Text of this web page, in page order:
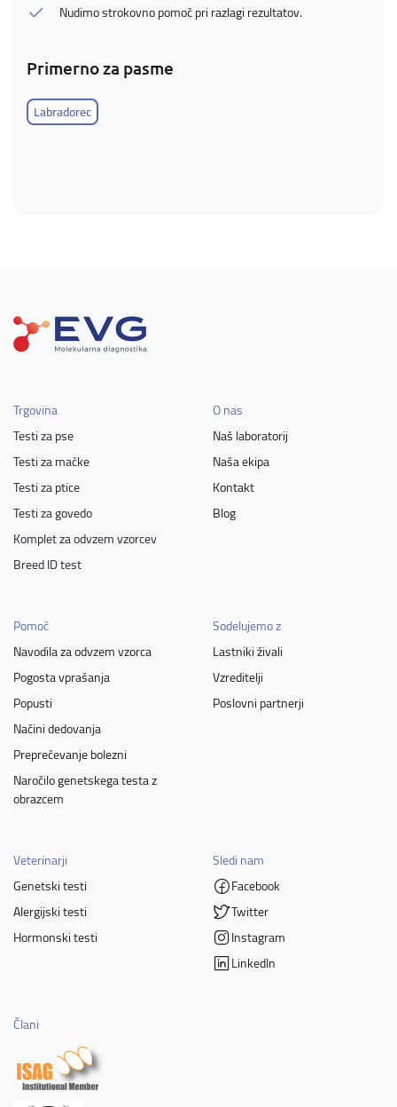
Nudimo strokovno pomoč pri razlagi rezultatov.
Primerno za pasme
Labradorec
Trgovina
Testi za pse
Testi za mačke
Testi za ptice
Testi za govedo
Komplet za odvzem vzorcev
Breed ID test
O nas
Naš laboratorij
Naša ekipa
Kontakt
Blog
Pomoč
Navodila za odvzem vzorca
Pogosta vprašanja
Popusti
Načini dedovanja
Preprečevanje bolezni
Naročilo genetskega testa z
obrazcem
Sodelujemo z
Lastniki živali
Vzreditelji
Poslovni partnerji
Veterinarji
Genetski testi
Alergijski testi
Hormonski testi
Sledi nam
Facebook
Twitter
Instagram
LinkedIn
Člani